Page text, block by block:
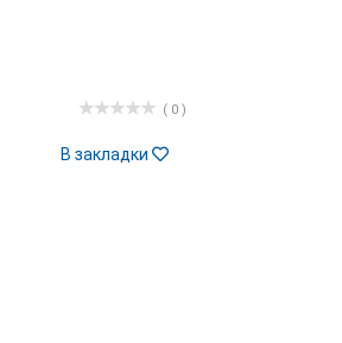
( 0 )
В закладки